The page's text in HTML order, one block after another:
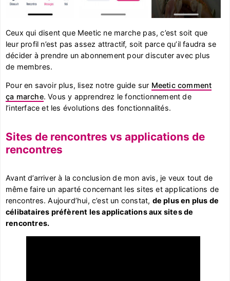
Ceux qui disent que Meetic ne marche pas, c’est soit que
leur profil n’est pas assez attractif, soit parce qu’il faudra se
décider à prendre un abonnement pour discuter avec plus
de membres.
Pour en savoir plus, lisez notre guide sur Meetic comment
ça marche. Vous y apprendrez le fonctionnement de
l’interface et les évolutions des fonctionnalités.
Sites de rencontres vs applications de
rencontres
Avant d’arriver à la conclusion de mon avis, je veux tout de
même faire un aparté concernant les sites et applications de
rencontres. Aujourd’hui, c’est un constat, de plus en plus de
célibataires préfèrent les applications aux sites de
rencontres.